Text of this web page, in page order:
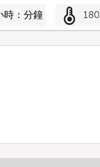
時：分鐘 180